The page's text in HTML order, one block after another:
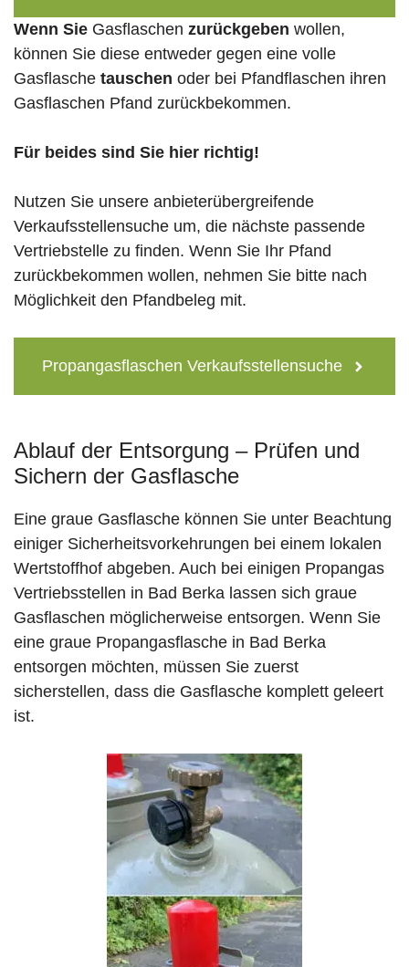
Wenn Sie Gasflaschen zurückgeben wollen,
können Sie diese entweder gegen eine volle
Gasflasche tauschen oder bei Pfandflaschen ihren
Gasflaschen Pfand zurückbekommen.
Für beides sind Sie hier richtig!
Nutzen Sie unsere anbieterübergreifende
Verkaufsstellensuche um, die nächste passende
Vertriebstelle zu finden. Wenn Sie Ihr Pfand
zurückbekommen wollen, nehmen Sie bitte nach
Möglichkeit den Pfandbeleg mit.
Propangasflaschen Verkaufsstellensuche
Ablauf der Entsorgung – Prüfen und
Sichern der Gasflasche
Eine graue Gasflasche können Sie unter Beachtung
einiger Sicherheitsvorkehrungen bei einem lokalen
Wertstoffhof abgeben. Auch bei einigen Propangas
Vertriebsstellen in Bad Berka lassen sich graue
Gasflaschen möglicherweise entsorgen. Wenn Sie
eine graue Propangasflasche in Bad Berka
entsorgen möchten, müssen Sie zuerst
sicherstellen, dass die Gasflasche komplett geleert
ist.